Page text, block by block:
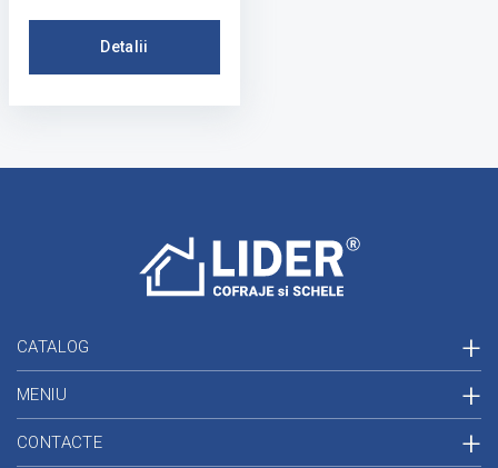
Detalii
CATALOG
MENIU
CONTACTE